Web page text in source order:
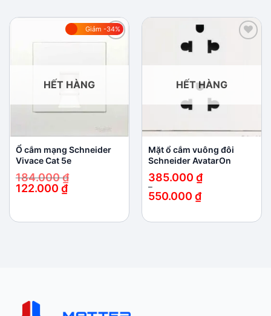
Giảm -34%
HẾT HÀNG
Ổ cắm mạng Schneider
Vivace Cat 5e
184.000₫
184.000 ₫.
122.000 ₫
là:
HẾT HÀNG
Mặt ổ cắm vuông đôi
Schneider AvatarOn
385.000 ₫
–
550.000 ₫
từ